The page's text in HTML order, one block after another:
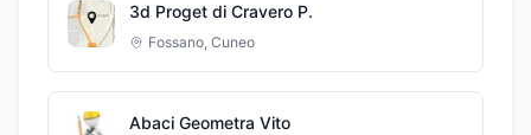
3d Proget di Cravero P.
Fossano, Cuneo
Abaci Geometra Vito